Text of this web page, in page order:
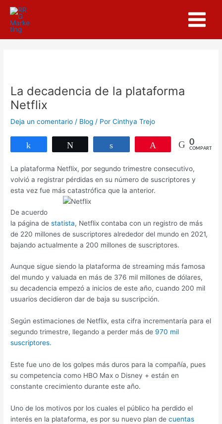
contenido
Menu
La decadencia de la plataforma
Netflix
Deja un comentario / Blog / PorCinthya Trejo
Compartir Compartir 0
COMPARTIR
La plataforma Netflix, por segundo trimestre consecutivo,
volvió a registrar pérdidas en su número de suscriptores y
esta vez fue más catastrófica que la anterior.
De acuerdo
la página destatista, Netflix contaba con un registro de más
de 220 millones de suscriptores alrededor del mundo en 2021,
bajando actualmente a 200 millones de suscriptores.
Aunque sigue siendo la plataforma de streaming más famosa
del mundo y valuada en más de 376 mil millones de dólares,
su decadencia empezó a inicios de este año, cuando 200 mil
usuarios decidieron dar de baja su suscripción.
Según estimaciones de Netflix, esta cifra incrementaría para el
segundo trimestre, llegando a perder más de 970 mil
suscriptores.
Este fue uno de los golpes más duros para la compañía, pues
su competencia como HBO Max o Disney + están en
constante crecimiento durante este año.
Uno de los motivos por los cuales el público ha perdido el
interés en la plataforma, es por su nuevo plan decuentas
entradas